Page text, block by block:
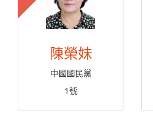
陳榮妹
中國國民黨
1號